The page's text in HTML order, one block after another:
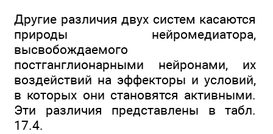
Другие различия двух систем касаются
природы нейромедиатора,
высвобождаемого
постганглионарными нейронами, их
воздействий на эффекторы и условий,
в которых они становятся активными.
Эти различия представлены в табл.
17.4.